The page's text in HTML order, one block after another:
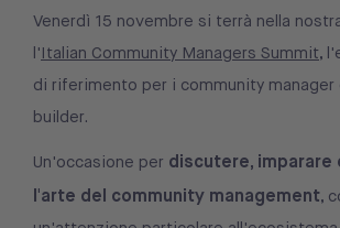
Venerdì 15 novembre si terrà nella
l'Italian Community Managers Summit,
di riferimento per i community manager
builder.
Un'occasione per discutere, imparare
l'arte del community management,